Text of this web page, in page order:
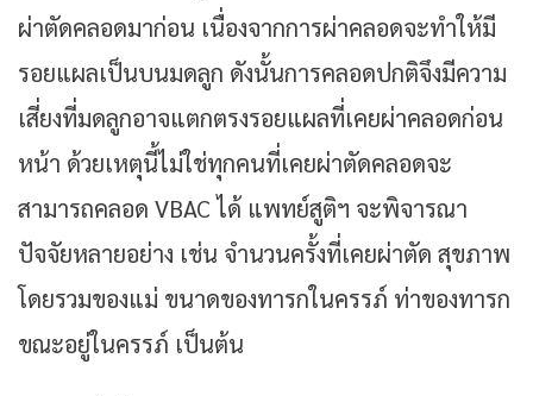
ผ่าตัดคลอดมาก่อน เนื่องจากการผ่าคลอดจะทำให้มี
รอยแผลเป็นบนมดลูก ดังนั้นการคลอดปกติจึงมีความ
เสี่ยงที่มดลูกอาจแตกตรงรอยแผลที่เคยผ่าคลอดก่อน
หน้า ด้วยเหตุนี้ไม่ใช่ทุกคนที่เคยผ่าตัดคลอดจะ
สามารถคลอด VBAC ได้ แพทย์สูติฯ จะพิจารณา
ปัจจัยหลายอย่าง เช่น จำนวนครั้งที่เคยผ่าตัด สุขภาพ
โดยรวมของแม่ ขนาดของทารกในครรภ์ ท่าของทารก
ขณะอยู่ในครรภ์ เป็นต้น